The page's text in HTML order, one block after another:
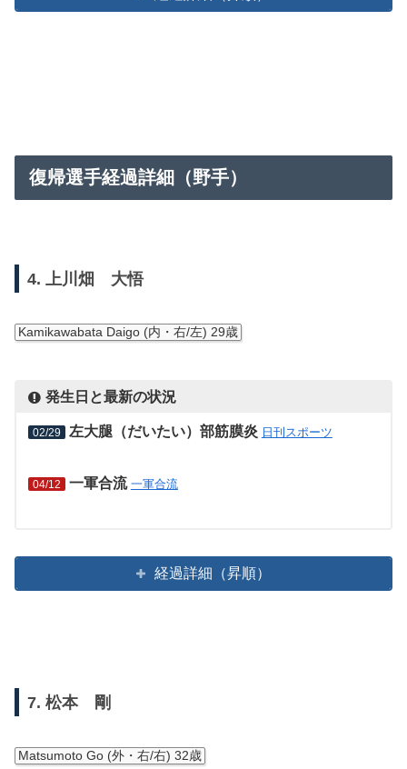
復帰選手経過詳細（野手）
4. 上川畑 大悟
Kamikawabata Daigo (内・右/左) 29歳
発生日と最新の状況
02/29 左大腿（だいたい）部筋膜炎 日刊スポーツ
04/12 一軍合流 一軍合流
経過詳細（昇順）
7. 松本 剛
Matsumoto Go (外・右/右) 32歳